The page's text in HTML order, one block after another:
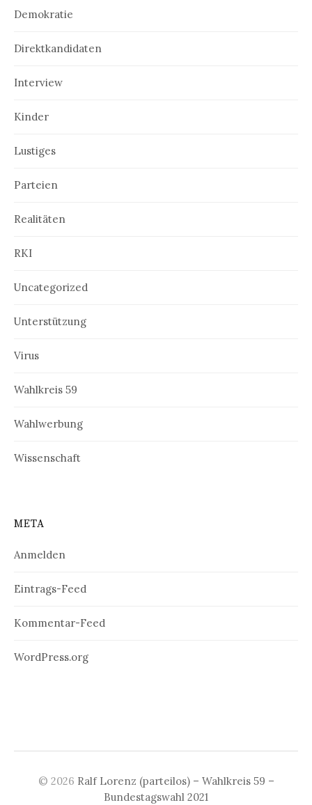
Demokratie
Direktkandidaten
Interview
Kinder
Lustiges
Parteien
Realitäten
RKI
Uncategorized
Unterstützung
Virus
Wahlkreis 59
Wahlwerbung
Wissenschaft
META
Anmelden
Eintrags-Feed
Kommentar-Feed
WordPress.org
© 2026 Ralf Lorenz (parteilos) – Wahlkreis 59 –
Bundestagswahl 2021